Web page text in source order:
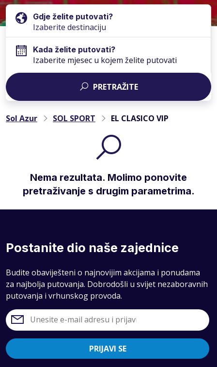
Gdje želite putovati?
Kada želite putovati?
Izaberite mjesec u kojem želite putovati
PRETRAŽITE
Sol Azur SOL SPORT EL CLASICO VIP
Nema rezultata. Molimo ponovite
pretraživanje s drugim parametrima.
Postanite dio naše zajednice
Budite obaviješteni o najnovijim akcijama i ponudama
za najbolja putovanja. Dobrodošli u svijet nezaboravnih
putovanja i vrhunskog provoda.
PRIJAVI SE